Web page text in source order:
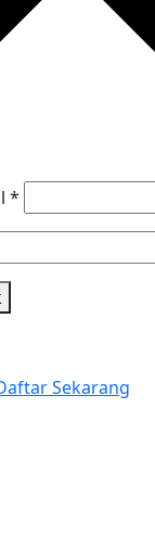
*
Sekarang